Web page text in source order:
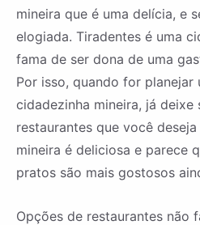
mineira que é uma delícia, e
elogiada. Tiradentes é uma
fama de ser dona de uma
Por isso, quando for planejar
cidadezinha mineira, já deixe
restaurantes que você
mineira é deliciosa e parece
pratos são mais gostosos
Opções de restaurantes não